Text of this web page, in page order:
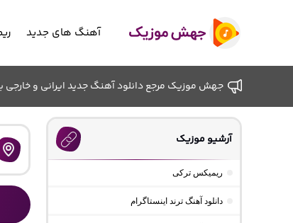
آهنگ های جدید
جهش موزیک مرجع دانلود آهنگ جدید ایرانی و خارجی
آرشیو موزیک
ریمیکس ترکی
دانلود آهنگ ترند اینستاگرام